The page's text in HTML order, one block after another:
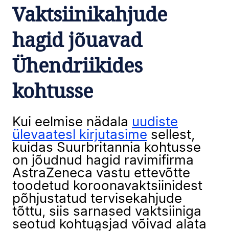
Vaktsiinikahjude
hagid jõuavad
Ühendriikides
kohtusse
Kui eelmise nädala uudiste
ülevaatesl kirjutasime sellest,
kuidas Suurbritannia kohtusse
on jõudnud hagid ravimifirma
AstraZeneca vastu ettevõtte
toodetud koroonavaktsiinidest
põhjustatud tervisekahjude
tõttu, siis sarnased vaktsiiniga
seotud kohtuasjad võivad alata